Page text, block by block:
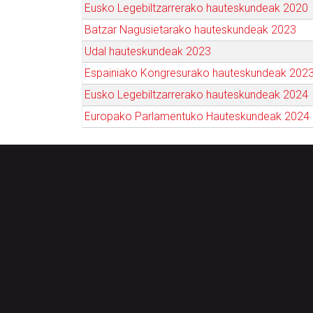
Eusko Legebiltzarrerako hauteskundeak 2020
Batzar Nagusietarako hauteskundeak 2023
Udal hauteskundeak 2023
Espainiako Kongresurako hauteskundeak
Eusko Legebiltzarrerako hauteskundeak 2024
Europako Parlamentuko Hauteskundeak 2024